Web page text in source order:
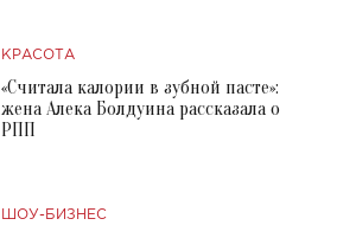
КРАСОТА
«Считала калории в зубной пасте»:
жена Алека Болдуина рассказала о
РПП
ШОУ-БИЗНЕС